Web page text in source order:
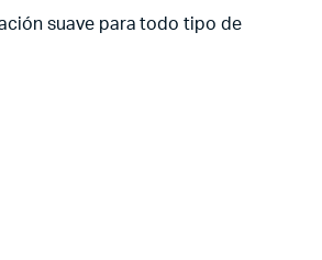
suave para todo tipo de